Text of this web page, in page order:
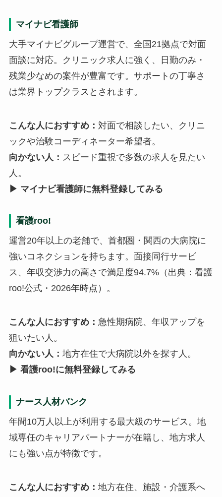
マイナビ看護師
大手マイナビグループ運営で、全国21拠点で対面
面談に対応。クリニック求人に強く、日勤のみ・
残業少なめの案件が豊富です。サポートの丁寧さ
は業界トップクラスとされます。
こんな人におすすめ： 対面で相談したい、クリニ
ックや治験コーディネーター希望者。
向かない人： スピード重視で多数の求人を見たい
人。
▶ マイナビ看護師に無料登録してみる
看護roo!
運営20年以上の老舗で、首都圏・関西の大病院に
強いコネクションを持ちます。面接同行サービ
ス、年収交渉力の高さで満足度94.7%（出典：看護
roo!公式・2026年時点）。
こんな人におすすめ： 急性期病院、年収アップを
狙いたい人。
向かない人： 地方在住で大病院以外を探す人。
▶ 看護roo!に無料登録してみる
ナース人材バンク
年間10万人以上が利用する最大級のサービス。地
域専任のキャリアパートナーが在籍し、地方求人
にも強い点が特徴です。
こんな人におすすめ： 地方在住、施設・介護系へ